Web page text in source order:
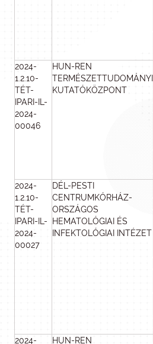
2024-
1.2.10-
TÉT-
IPARI-IL-
2024-
00046
HUN-REN
TERMÉSZETTUDOMÁNYI
KUTATÓKÖZPONT
2024-
1.2.10-
TÉT-
IPARI-IL-
2024-
00027
DÉL-PESTI
CENTRUMKÓRHÁZ-
ORSZÁGOS
HEMATOLÓGIAI ÉS
INFEKTOLÓGIAI INTÉZET
2024- HUN-REN